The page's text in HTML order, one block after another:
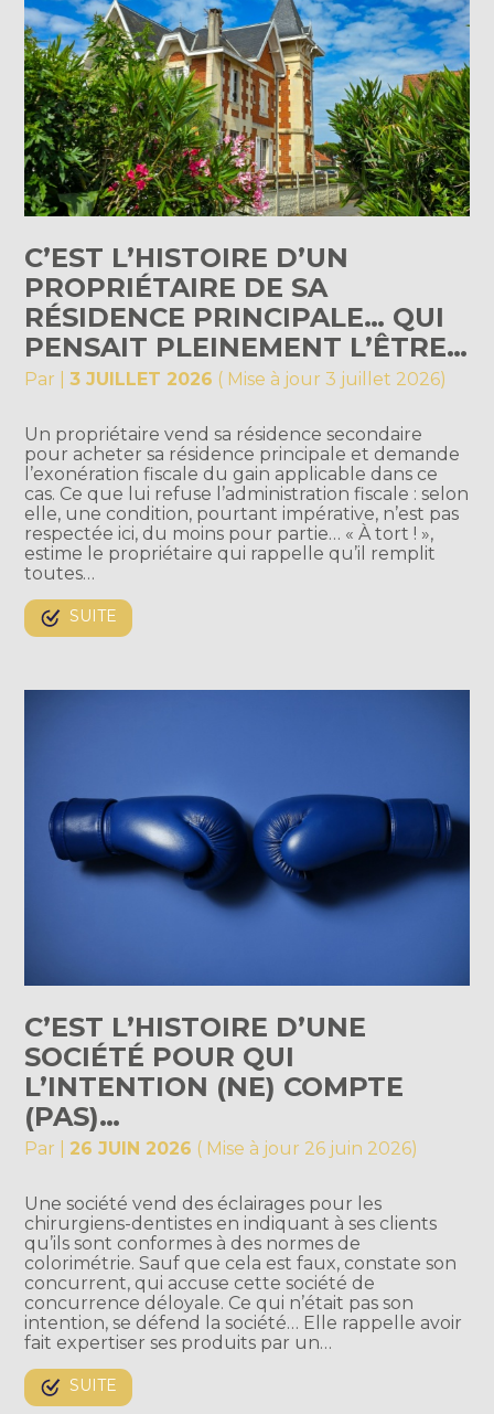
C’EST L’HISTOIRE D’UN
PROPRIÉTAIRE DE SA
RÉSIDENCE PRINCIPALE… QUI
PENSAIT PLEINEMENT L’ÊTRE…
Par |3 JUILLET 2026 ( Mise à jour 3 juillet 2026)
Un propriétaire vend sa résidence secondaire
pour acheter sa résidence principale et demande
l’exonération fiscale du gain applicable dans ce
cas. Ce que lui refuse l’administration fiscale : selon
elle, une condition, pourtant impérative, n’est pas
respectée ici, du moins pour partie… « À tort ! »,
estime le propriétaire qui rappelle qu’il remplit
toutes…
SUITE
C’EST L’HISTOIRE D’UNE
SOCIÉTÉ POUR QUI
L’INTENTION (NE) COMPTE
(PAS)…
Par 26 JUIN 2026 ( Mise à jour 26 juin 2026)
Une société vend des éclairages pour les
chirurgiens-dentistes en indiquant à ses clients
qu’ils sont conformes à des normes de
colorimétrie. Sauf que cela est faux, constate son
concurrent, qui accuse cette société de
concurrence déloyale. Ce qui n’était pas son
intention, se défend la société… Elle rappelle avoir
fait expertiser ses produits par un…
SUITE